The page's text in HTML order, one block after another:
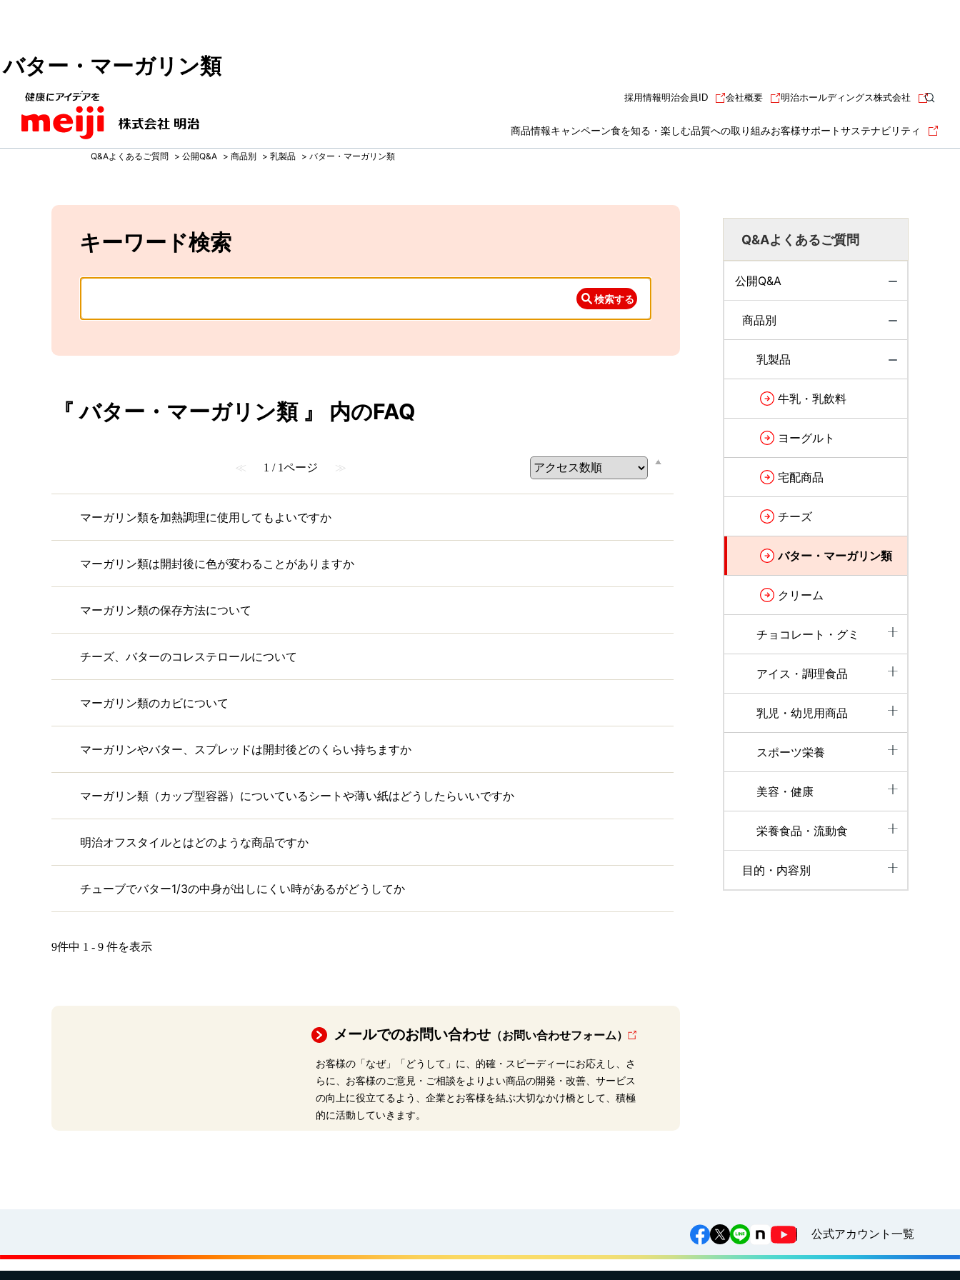
バター・マーガリン類
商品情報キャンペーン食を知る・楽しむ品質への取り組みお客様サポートサステナビリティ
採用情報明治会員ID 会社概要 明治ホールディングス株式会社
Q&Aよくあるご質問 > 公開Q&A > 商品別 > 乳製品 > バター・マーガリン類
Q&Aよくあるご質問
公開Q&A
商品別
乳製品
牛乳・乳飲料
ヨーグルト
宅配商品
チーズ
バター・マーガリン類
クリーム
チョコレート・グミ
アイス・調理食品
乳児・幼児用商品
スポーツ栄養
美容・健康
栄養食品・流動食
目的・内容別
キーワード検索
『 バター・マーガリン類 』 内のFAQ
≪ 1 / 1ページ ≫
マーガリン類を加熱調理に使用してもよいですか
マーガリン類は開封後に色が変わることがありますか
マーガリン類の保存方法について
チーズ、バターのコレステロールについて
マーガリン類のカビについて
マーガリンやバター、スプレッドは開封後どのくらい持ちますか
マーガリン類（カップ型容器）についているシートや薄い紙はどうしたらいいですか
明治オフスタイルとはどのような商品ですか
チューブでバター1/3の中身が出しにくい時があるがどうしてか
9件中 1 - 9 件を表示
メールでのお問い合わせ（お問い合わせフォーム）
お客様の「なぜ」「どうして」に、的確・スピーディーにお応えし、さ
らに、お客様のご意見・ご相談をよりよい商品の開発・改善、サービス
の向上に役立てるよう、企業とお客様を結ぶ大切なかけ橋として、積極
的に活動していきます。
公式アカウント一覧